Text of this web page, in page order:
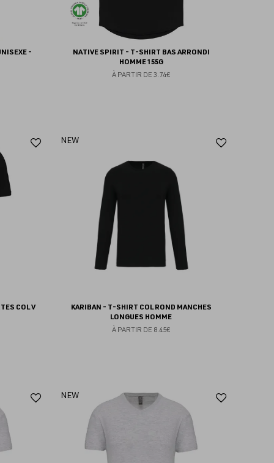
-
NATIVE SPIRIT - T-SHIRT BAS ARRONDI
HOMME 155G
À PARTIR DE 3.74€
COL V
Ajouter
NEW
KARIBAN - T-SHIRT COL ROND MANCHES
LONGUES HOMME
À PARTIR DE 8.45€
Ajouter
favoris
NEW